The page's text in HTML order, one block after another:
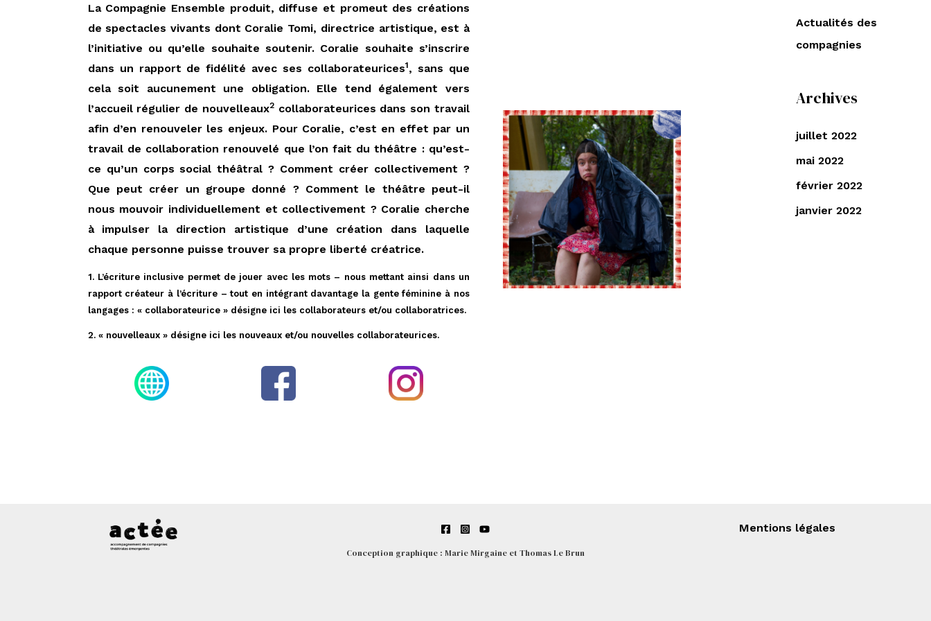
La Compagnie Ensemble produit, diffuse et promeut des créations
de spectacles vivants dont Coralie Tomi, directrice artistique, est à
l’initiative ou qu’elle souhaite soutenir. Coralie souhaite s’inscrire
dans un rapport de fidélité avec ses collaborateurices1, sans que
cela soit aucunement une obligation. Elle tend également vers
l’accueil régulier de nouvelleaux2collaborateurices dans son travail
afin d’en renouveler les enjeux. Pour Coralie, c’est en effet par un
travail de collaboration renouvelé que l’on fait du théâtre : qu’est-
ce qu’un corps social théâtral ? Comment créer collectivement ?
Que peut créer un groupe donné ? Comment le théâtre peut-il
nous mouvoir individuellement et collectivement ? Coralie cherche
à impulser la direction artistique d’une création dans laquelle
chaque personne puisse trouver sa propre liberté créatrice.
1. L’écriture inclusive permet de jouer avec les mots – nous mettant ainsi dans un
rapport créateur à l’écriture – tout en intégrant davantage la gente féminine à nos
langages : « collaborateurice » désigne ici les collaborateurs et/ou collaboratrices.
2. « nouvelleaux » désigne ici les nouveaux et/ou nouvelles collaborateurices.
r
c
e
:
Actualités des
compagnies
Archives
juillet 2022
mai 2022
février 2022
janvier 2022
Conception graphique : Marie Mirgaine et Thomas Le Brun
Mentions légales